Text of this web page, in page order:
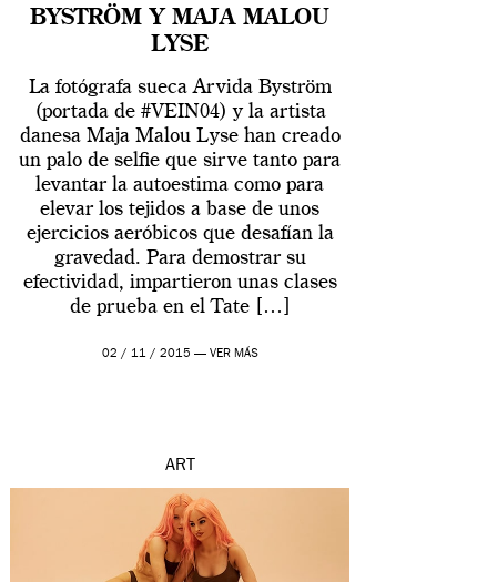
BYSTRÖM Y MAJA MALOU
LYSE
La fotógrafa sueca Arvida Byström
(portada de #VEIN04) y la artista
danesa Maja Malou Lyse han creado
un palo de selfie que sirve tanto para
levantar la autoestima como para
elevar los tejidos a base de unos
ejercicios aeróbicos que desafían la
gravedad. Para demostrar su
efectividad, impartieron unas clases
de prueba en el Tate […]
02 / 11 / 2015 — VER MÁS
ART